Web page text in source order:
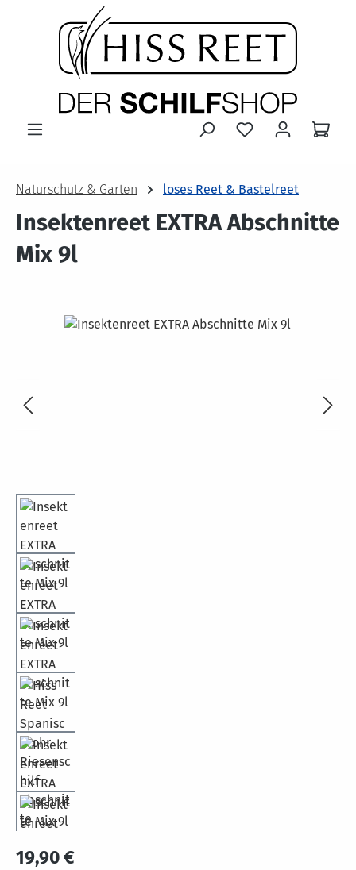
Zum Hauptinhalt springen
Naturschutz & Garten loses Reet & Bastelreet
Insektenreet EXTRA Abschnitte
Mix 9l
Bildergalerie überspringen
19,90 €